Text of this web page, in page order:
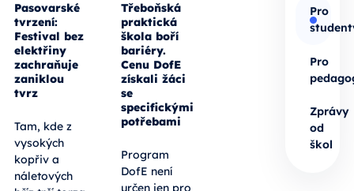
Pasovarské
tvrzení:
Festival bez
elektřiny
zachraňuje
zaniklou
tvrz
Tam, kde z
vysokých
kopřiv a
náletových
Třeboňská
praktická
škola boří
bariéry.
Cenu DofE
získali žáci
se
specifickými
potřebami
Program
DofE není
určen jen pro
Pro
Pro
Zprávy
od
škol